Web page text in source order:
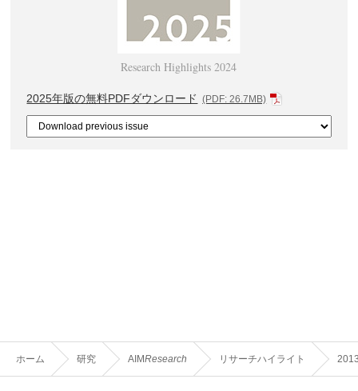
Research Highlights 2024
2025年版の無料PDFダウンロード (PDF: 26.7MB)
ホーム 研究 AIMResearch リサーチハイライト